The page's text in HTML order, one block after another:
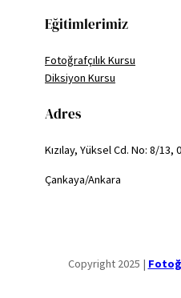
Eğitimlerimiz
Fotoğrafçılık Kursu
Diksiyon Kursu
Adres
Kızılay, Yüksel Cd. No: 8/13,
Çankaya/Ankara
Copyright 2025 |